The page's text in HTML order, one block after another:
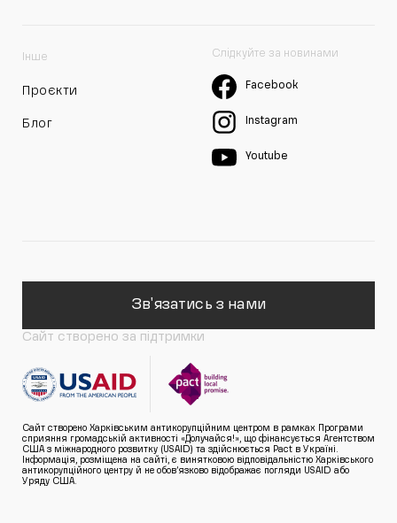
Інше
Проєкти
Блог
Слідкуйте за новинами
Facebook
Instagram
Youtube
Зв'язатись з нами
Сайт створено за підтримки
Сайт створено Харківським антикорупційним центром в рамках Програми
сприяння громадській активності «Долучайся!», що фінансується Агентством
США з міжнародного розвитку (USAID) та здійснюється Pact в Україні.
Інформація, розміщена на сайті, є винятковою відповідальністю Харківського
антикорупційного центру й не обов’язково відображає погляди USAID або
Уряду США.